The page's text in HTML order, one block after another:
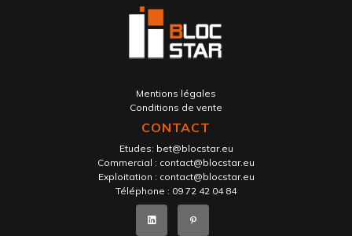
Mentions légales
Conditions de vente
CONTACT
Etudes: bet@blocstar.eu
Commercial : contact@blocstar.eu
Exploitation : contact@blocstar.eu
Téléphone : 09 72 42 04 84